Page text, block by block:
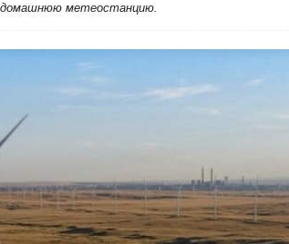
домашнюю метеостанцию.